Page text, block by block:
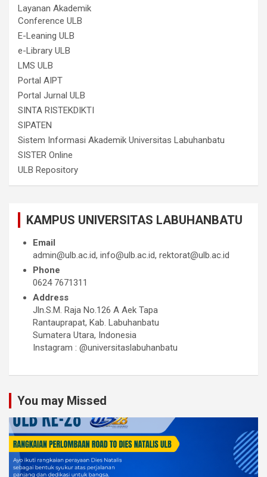
Layanan Akademik
Conference ULB
E-Leaning ULB
e-Library ULB
LMS ULB
Portal AIPT
Portal Jurnal ULB
SINTA RISTEKDIKTI
SIPATEN
Sistem Informasi Akademik Universitas Labuhanbatu
SISTER Online
ULB Repository
KAMPUS UNIVERSITAS LABUHANBATU
Email
admin@ulb.ac.id, info@ulb.ac.id, rektorat@ulb.ac.id
Phone
0624 7671311
Address
Jln.S.M. Raja No.126 A Aek Tapa
Rantauprapat, Kab. Labuhanbatu
Sumatera Utara, Indonesia
Instagram : @universitaslabuhanbatu
You may Missed